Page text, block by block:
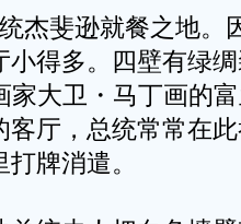
斐逊就餐之地。
小得多。四壁有绿
家大卫・马丁画的
客厅，总统常常在
牌消遣。